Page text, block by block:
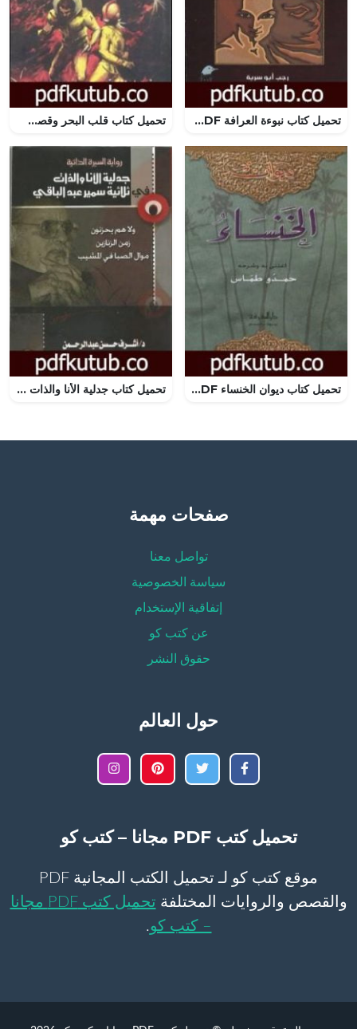
تحميل كتاب نبوءة العرافة PDF تأليف رجب أبو سرية مجانا [كامل] تحميل كتاب قلب البحر وقصص أخرى PDF تأليف نبيل فاروق مجانا [كامل]
تحميل كتاب ديوان الخنساء PDF تأليف حمدو طمّاس مجانا [كامل] تحميل كتاب جدلية الأنا والذات في ثلاثية سمير عبد الباقي PDF تأليف أشرف حسن عبد الرحمن مجانا [كامل]
صفحات مهمة
تواصل معنا
سياسة الخصوصية
إتفاقية الإستخدام
عن كتب كو
حقوق النشر
حول العالم
تحميل كتب PDF مجانا – كتب كو
موقع كتب كو لـ تحميل الكتب المجانية PDF
والقصص والروايات المختلفة
تحميل كتب PDF مجانا
– كتب كو.